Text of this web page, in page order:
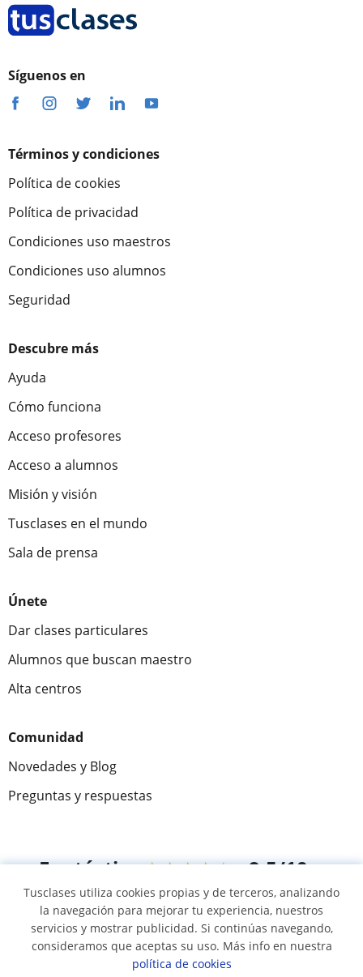
Síguenos en
Términos y condiciones
Política de cookies
Política de privacidad
Condiciones uso maestros
Condiciones uso alumnos
Seguridad
Descubre más
Ayuda
Cómo funciona
Acceso profesores
Acceso a alumnos
Misión y visión
Tusclases en el mundo
Sala de prensa
Únete
Dar clases particulares
Alumnos que buscan maestro
Alta centros
Comunidad
Novedades y Blog
Preguntas y respuestas
Fantástica★★★★★ 9,5/10
305883 opiniones de alumnos
© 2007 - 2026 Tusclases.mx
Tusclases utiliza cookies propias y de terceros, analizando
la navegación para mejorar tu experiencia, nuestros
servicios y mostrar publicidad. Si continúas navegando,
consideramos que aceptas su uso. Más info en nuestra
política de cookies